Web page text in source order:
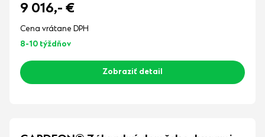
9 016,- €
Cena vrátane DPH
8-10 týždňov
Zobraziť detail